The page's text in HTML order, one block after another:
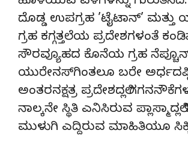
ದೊಡ್ಡ ಉಪಗ್ರಹ ’ಟೈಟಾನ್’ ಮತ್ತು
ಗ್ರಹ ಕಗ್ಗತ್ತಲೆಯ ಪ್ರದೇಶಗಳಂತೆ
ಸೌರವ್ಯೂಹದ ಕೊನೆಯ ಗ್ರಹ
ಯುರೇನಸ್‌ಗಿಂತಲೂ ಬರೇ
ಅಂತರನಕ್ಷತ್ರ ಪ್ರದೇಶದಲ್ಲಿ
ನಾಲ್ಕನೇ ಸ್ಥಿತಿ ಎನಿಸಿರುವ
ಮುಳುಗಿ ಎದ್ದಿರುವ ಮಾಹಿತಿಯೂ